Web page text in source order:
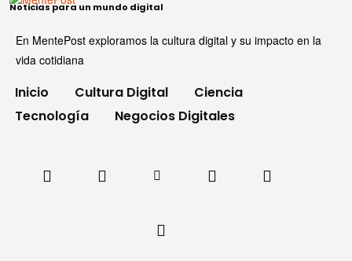
Noticias para un mundo digital
En MentePost exploramos la cultura digital y su impacto en la
vida cotidiana
Inicio Cultura Digital
Ciencia
Tecnología
Negocios Digitales